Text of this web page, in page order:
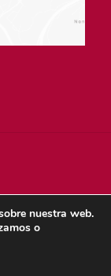
|Aviso legal
nuestra web.
o